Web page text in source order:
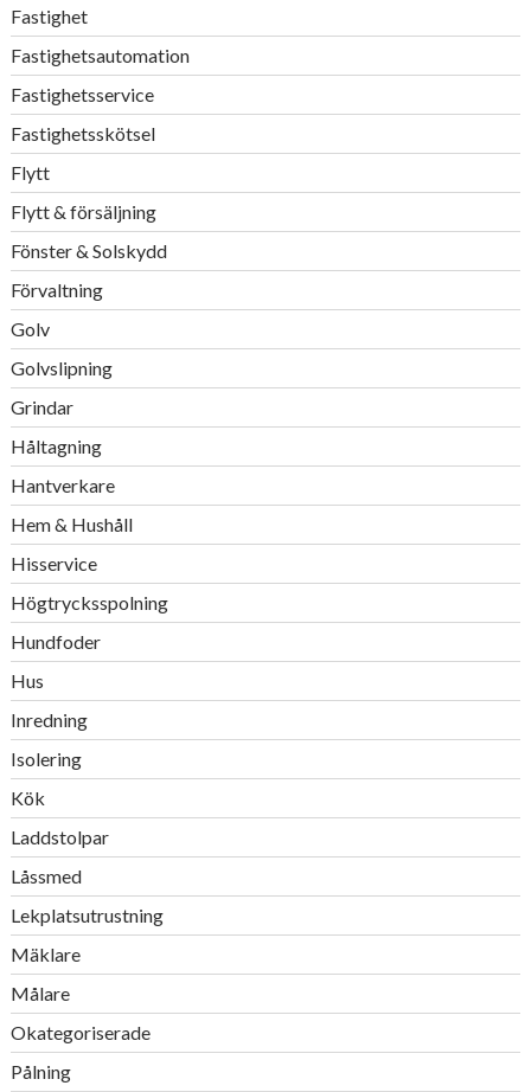
Fastighet
Fastighetsautomation
Fastighetsservice
Fastighetsskötsel
Flytt
Flytt & försäljning
Fönster & Solskydd
Förvaltning
Golv
Golvslipning
Grindar
Håltagning
Hantverkare
Hem & Hushåll
Hisservice
Högtrycksspolning
Hundfoder
Hus
Inredning
Isolering
Kök
Laddstolpar
Låssmed
Lekplatsutrustning
Mäklare
Målare
Okategoriserade
Pålning